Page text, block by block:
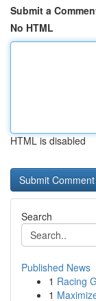
Submit a
No HTML
HTML is disabled
Search
Published News
1 Racing
1